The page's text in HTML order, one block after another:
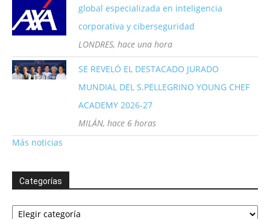
global especializada en inteligencia
corporativa y ciberseguridad
LONDRES, hace una hora
SE REVELÓ EL DESTACADO JURADO
MUNDIAL DEL S.PELLEGRINO YOUNG CHEF
ACADEMY 2026-27
MILÁN, hace 6 horas
Más noticias
Categorías
Categorías